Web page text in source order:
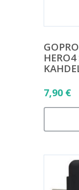
7,90 €